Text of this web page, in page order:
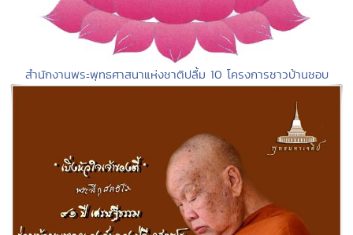
สำนักงานพระพุทธศาสนาแห่งชาติปลื้ม 10 โครงการชาวบ้านชอบ